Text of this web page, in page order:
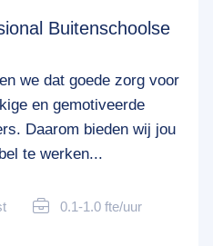
Buitenschoolse
we dat goede zorg voor
en gemotiveerde
Daarom bieden wij jou
te werken...
0.1-1.0 fte/uur